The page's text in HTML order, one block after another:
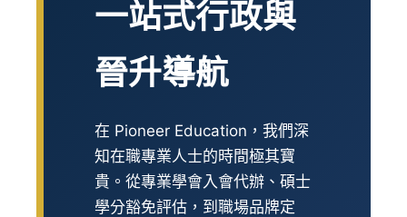
一站式行政與
晉升導航
在 Pioneer Education，我們深
知在職專業人士的時間極其寶
貴。從專業學會入會代辦、碩士
學分豁免評估，到職場品牌定